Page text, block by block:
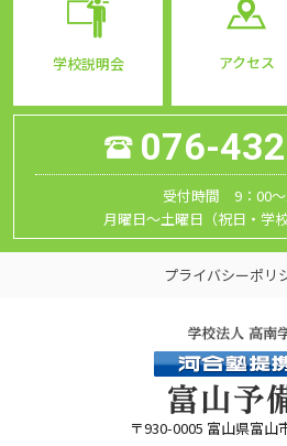
学校説明会 アクセス
076-
受付時間 9：00～
月曜日～土曜日（祝日・学
プライバシーポリ
〒930-0005 富山県富山